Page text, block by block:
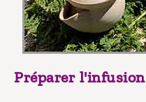
Préparer l'infusion